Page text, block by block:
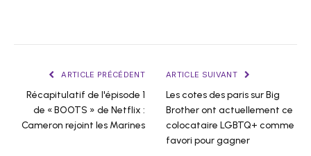
ARTICLE PRÉCÉDENT
Récapitulatif de l'épisode 1
de « BOOTS » de Netflix :
Cameron rejoint les Marines
ARTICLE SUIVANT
Les cotes des paris sur Big
Brother ont actuellement ce
colocataire LGBTQ+ comme
favori pour gagner